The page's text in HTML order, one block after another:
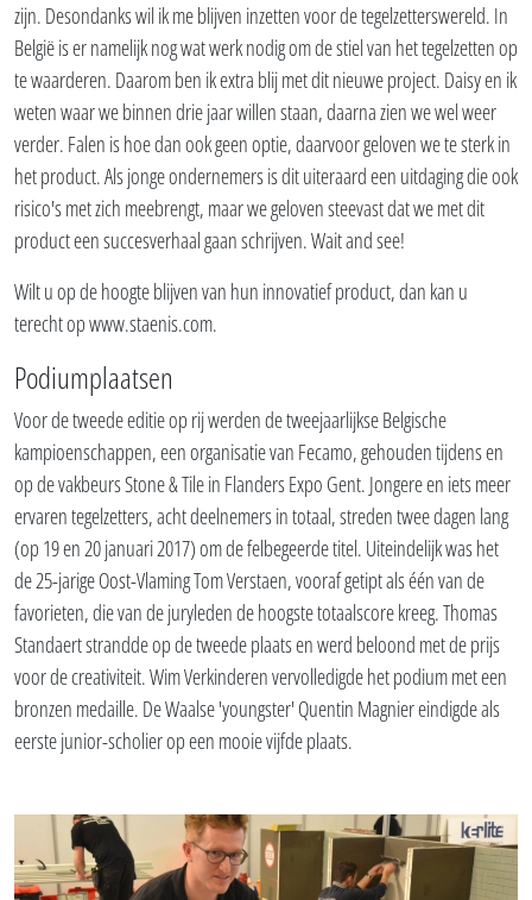
zijn. Desondanks wil ik me blijven inzetten voor de tegelzetterswereld. In
België is er namelijk nog wat werk nodig om de stiel van het tegelzetten op
te waarderen. Daarom ben ik extra blij met dit nieuwe project. Daisy en ik
weten waar we binnen drie jaar willen staan, daarna zien we wel weer
verder. Falen is hoe dan ook geen optie, daarvoor geloven we te sterk in
het product. Als jonge ondernemers is dit uiteraard een uitdaging die ook
risico's met zich meebrengt, maar we geloven steevast dat we met dit
product een succesverhaal gaan schrijven. Wait and see!
Wilt u op de hoogte blijven van hun innovatief product, dan kan u
terecht op www.staenis.com.
Podiumplaatsen
Voor de tweede editie op rij werden de tweejaarlijkse Belgische
kampioenschappen, een organisatie van Fecamo, gehouden tijdens en
op de vakbeurs Stone & Tile in Flanders Expo Gent. Jongere en iets meer
ervaren tegelzetters, acht deelnemers in totaal, streden twee dagen lang
(op 19 en 20 januari 2017) om de felbegeerde titel. Uiteindelijk was het
de 25-jarige Oost-Vlaming Tom Verstaen, vooraf getipt als één van de
favorieten, die van de juryleden de hoogste totaalscore kreeg. Thomas
Standaert strandde op de tweede plaats en werd beloond met de prijs
voor de creativiteit. Wim Verkinderen vervolledigde het podium met een
bronzen medaille. De Waalse 'youngster' Quentin Magnier eindigde als
eerste junior-scholier op een mooie vijfde plaats.